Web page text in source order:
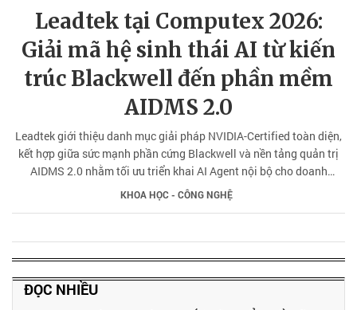
Leadtek tại Computex 2026:
Giải mã hệ sinh thái AI từ kiến
trúc Blackwell đến phần mềm
AIDMS 2.0
Leadtek giới thiệu danh mục giải pháp NVIDIA-Certified toàn diện,
kết hợp giữa sức mạnh phần cứng Blackwell và nền tảng quản trị
AIDMS 2.0 nhằm tối ưu triển khai AI Agent nội bộ cho doanh
nghiệp.
KHOA HỌC - CÔNG NGHỆ
ĐỌC NHIỀU